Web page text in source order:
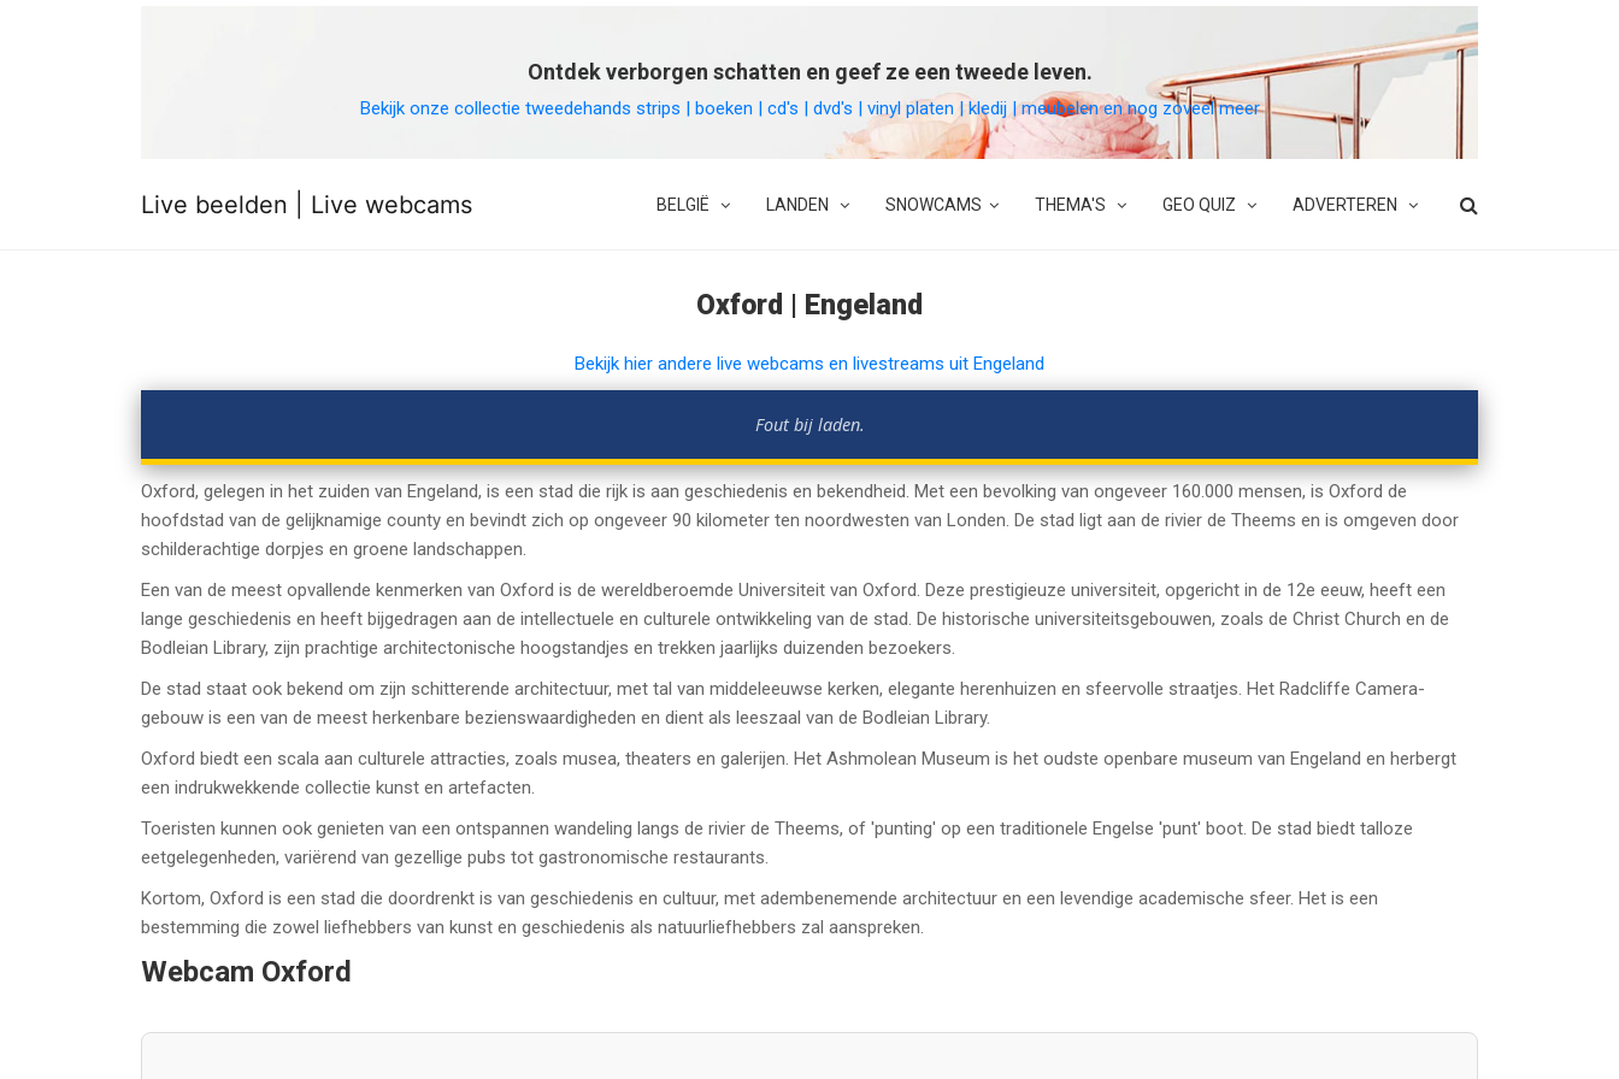
Ontdek verborgen schatten en geef ze een tweede leven.
Bekijk onze collectie tweedehands strips | boeken | cd's | dvd's | vinyl platen | kledij | meubelen en nog zoveel meer
Live beelden | Live webcams BELGIË LANDEN SNOWCAMS THEMA'S GEO QUIZ ADVERTEREN
Oxford | Engeland
Bekijk hier andere live webcams en livestreams uit Engeland
Fout bij laden.
Oxford, gelegen in het zuiden van Engeland, is een stad die rijk is aan geschiedenis en bekendheid. Met een bevolking van ongeveer 160.000 mensen, is Oxford de
hoofdstad van de gelijknamige county en bevindt zich op ongeveer 90 kilometer ten noordwesten van Londen. De stad ligt aan de rivier de Theems en is omgeven door
schilderachtige dorpjes en groene landschappen.
Een van de meest opvallende kenmerken van Oxford is de wereldberoemde Universiteit van Oxford. Deze prestigieuze universiteit, opgericht in de 12e eeuw, heeft een
lange geschiedenis en heeft bijgedragen aan de intellectuele en culturele ontwikkeling van de stad. De historische universiteitsgebouwen, zoals de Christ Church en de
Bodleian Library, zijn prachtige architectonische hoogstandjes en trekken jaarlijks duizenden bezoekers.
De stad staat ook bekend om zijn schitterende architectuur, met tal van middeleeuwse kerken, elegante herenhuizen en sfeervolle straatjes. Het Radcliffe Camera-
gebouw is een van de meest herkenbare bezienswaardigheden en dient als leeszaal van de Bodleian Library.
Oxford biedt een scala aan culturele attracties, zoals musea, theaters en galerijen. Het Ashmolean Museum is het oudste openbare museum van Engeland en herbergt
een indrukwekkende collectie kunst en artefacten.
Toeristen kunnen ook genieten van een ontspannen wandeling langs de rivier de Theems, of 'punting' op een traditionele Engelse 'punt' boot. De stad biedt talloze
eetgelegenheden, variërend van gezellige pubs tot gastronomische restaurants.
Kortom, Oxford is een stad die doordrenkt is van geschiedenis en cultuur, met adembenemende architectuur en een levendige academische sfeer. Het is een
bestemming die zowel liefhebbers van kunst en geschiedenis als natuurliefhebbers zal aanspreken.
Webcam Oxford